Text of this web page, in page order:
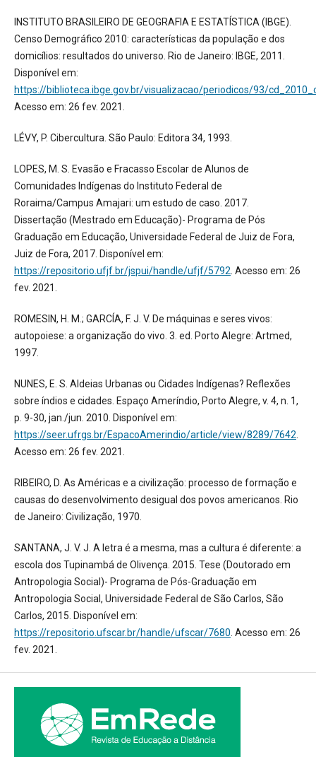
INSTITUTO BRASILEIRO DE GEOGRAFIA E ESTATÍSTICA (IBGE).
Censo Demográfico 2010: características da população e dos
domicílios: resultados do universo. Rio de Janeiro: IBGE, 2011.
Disponível em:
https://biblioteca.ibge.gov.br/visualizacao/periodicos/93/
Acesso em: 26 fev. 2021.
LÉVY, P. Cibercultura. São Paulo: Editora 34, 1993.
LOPES, M. S. Evasão e Fracasso Escolar de Alunos de
Comunidades Indígenas do Instituto Federal de
Roraima/Campus Amajari: um estudo de caso. 2017.
Dissertação (Mestrado em Educação)- Programa de Pós
Graduação em Educação, Universidade Federal de Juiz de Fora,
Juiz de Fora, 2017. Disponível em:
https://repositorio.ufjf.br/jspui/handle/ufjf/5792 . Acesso em: 26
fev. 2021.
ROMESIN, H. M.; GARCÍA, F. J. V. De máquinas e seres vivos:
autopoiese: a organização do vivo. 3. ed. Porto Alegre: Artmed,
1997.
NUNES, E. S. Aldeias Urbanas ou Cidades Indígenas? Reflexões
sobre índios e cidades. Espaço Ameríndio, Porto Alegre, v. 4, n. 1,
p. 9-30, jan./jun. 2010. Disponível em:
https://seer.ufrgs.br/EspacoAmerindio/article/view/8289/7642
Acesso em: 26 fev. 2021.
RIBEIRO, D. As Américas e a civilização: processo de formação e
causas do desenvolvimento desigual dos povos americanos. Rio
de Janeiro: Civilização, 1970.
SANTANA, J. V. J. A letra é a mesma, mas a cultura é diferente: a
escola dos Tupinambá de Olivença. 2015. Tese (Doutorado em
Antropologia Social)- Programa de Pós-Graduação em
Antropologia Social, Universidade Federal de São Carlos, São
Carlos, 2015. Disponível em:
https://repositorio.ufscar.br/handle/ufscar/7680 . Acesso em: 26
fev. 2021.